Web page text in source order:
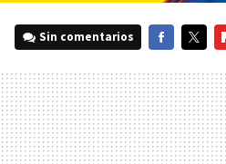
Sin comentarios